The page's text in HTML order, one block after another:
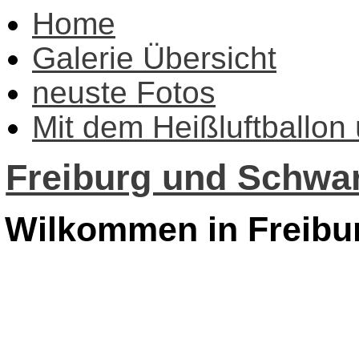
Home
Galerie Übersicht
neuste Fotos
Mit dem Heißluftballon
Freiburg und
Wilkommen in